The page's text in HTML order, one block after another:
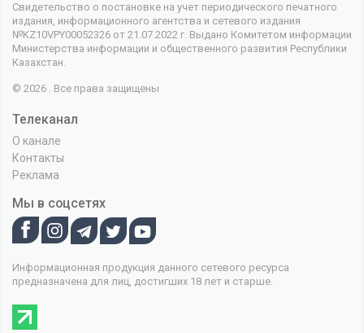
Свидетельство о постановке на учет периодического печатного
издания, информационного агентства и сетевого издания
№KZ10VPY00052326 от 21.07.2022 г. Выдано Комитетом информации
Министерства информации и общественного развития Республики
Казахстан.
© 2026 . Все права защищены
Телеканал
О канале
Контакты
Реклама
Мы в соцсетях
Информационная продукция данного сетевого ресурса
предназначена для лиц, достигших 18 лет и старше.